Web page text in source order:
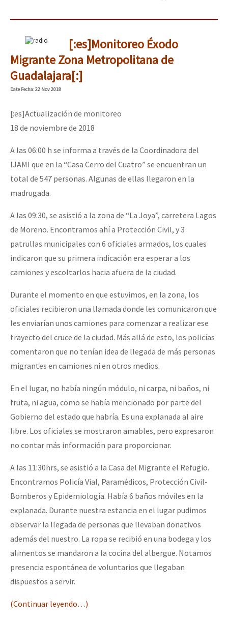
[:es]Monitoreo Éxodo
Migrante Zona Metropolitana de
Guadalajara[:]
DateFecha: 22 Nov 2018
[:es]Actualización de monitoreo
18 de noviembre de 2018
A las 06:00 h se informa a través de la Coordinadora del
IJAMI que en la “Casa Cerro del Cuatro” se encuentran un
total de 547 personas. Algunas de ellas llegaron en la
madrugada.
A las 09:30, se asistió a la zona de “La Joya”, carretera Lagos
de Moreno. Encontramos ahí a Protección Civil, y 3
patrullas municipales con 6 oficiales armados, los cuales
indicaron que su primera indicación era esperar a los
camiones y escoltarlos hacia afuera de la ciudad.
Durante el momento en que estuvimos, en la zona, los
oficiales recibieron una llamada donde les comunicaron que
les enviarían unos camiones para comenzar a realizar ese
trayecto del cruce de la ciudad. Más allá de esto, los policías
comentaron que no tenían idea de llegada de más personas
migrantes en camiones ni en otros medios.
En el lugar, no había ningún módulo, ni carpa, ni baños, ni
fruta, ni agua, como se había mencionado por parte del
Gobierno del estado que habría. Es una explanada al aire
libre. Los oficiales se mostraron amables, pero expresaron
no contar más información para proporcionar.
A las 11:30hrs, se asistió a la Casa del Migrante el Refugio.
Encontramos Policía Vial, Paramédicos, Protección Civil-
Bomberos y Epidemiologia. Había 6 baños móviles en la
explanada. Durante nuestra estancia en el lugar pudimos
observar la llegada de personas que llevaban donativos
además del nuestro. La ropa se recibió en una bodega y los
alimentos se mandaron a la cocina del albergue. Notamos
presencia espontánea de voluntarios que llegaban
dispuestos a servir.
(Continuar leyendo…)